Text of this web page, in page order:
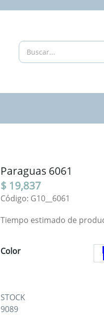
Paraguas 6061
$ 19,837
Código: G10__6061
Tiempo estimado de
Color
STOCK
9089